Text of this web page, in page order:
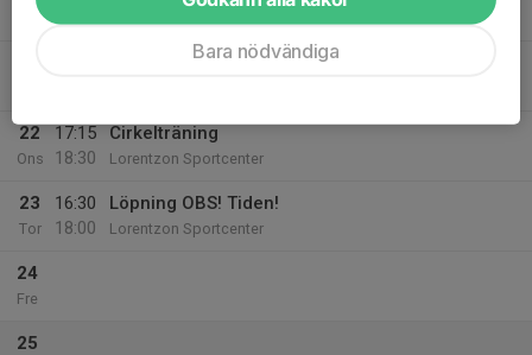
Mån
Löpning, hopp, kast
22
Ons
17:15
18:30
Cirkelträning
Lorentzon Sportcenter
23
Tor
16:30
18:00
Löpning OBS! Tiden!
Lorentzon Sportcenter
24
Fre
25
Bara nödvändiga